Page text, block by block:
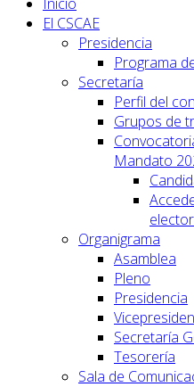
El CSCAE
Presidencia
Programa
Secretaría
Perfil del
Grupos de
Mandato
Organigrama
Asamblea
Pleno
Presidencia
Secretaría
Tesorería
Sala de